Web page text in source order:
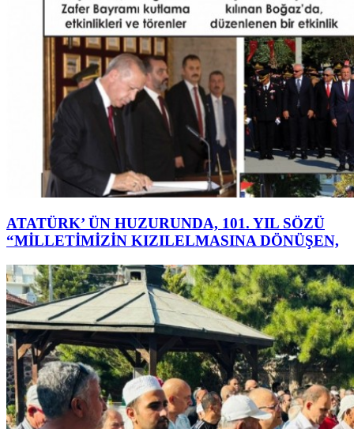
ATATÜRK’ ÜN HUZURUNDA, 101. YIL SÖZÜ
“MİLLETİMİZİN KIZILELMASINA DÖNÜŞEN,